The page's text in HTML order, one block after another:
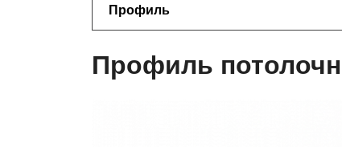
Профиль
Профиль